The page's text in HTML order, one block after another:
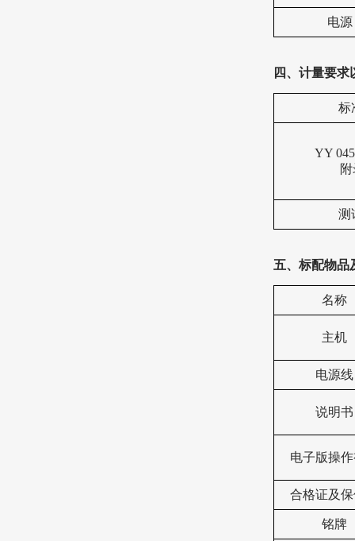
电源
四、计量要求
标
YY
测
五、标配物品
名称
主机
电源线
说明书
电子版操
合格证及
铭牌